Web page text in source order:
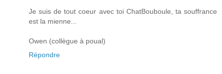
Je suis de tout coeur avec toi ChatBouboule, ta souffrance
est la mienne...
Owen (collègue à poual)
Répondre